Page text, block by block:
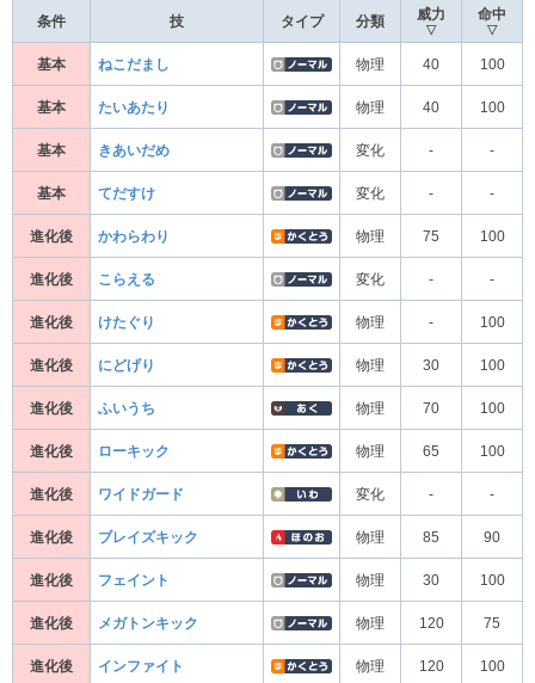
条件 技 タイプ 分類 威力
▽
命中
▽
基本 ねこだまし 物理 40 100
基本 たいあたり 物理 40 100
基本 きあいだめ 変化 - -
基本 てだすけ 変化 - -
進化後 かわらわり 物理 75 100
進化後 こらえる 変化 - -
進化後 けたぐり 物理 - 100
進化後 にどげり 物理 30 100
進化後 ふいうち 物理 70 100
進化後 ローキック 物理 65 100
進化後 ワイドガード 変化 - -
進化後 ブレイズキック 物理 85 90
進化後 フェイント 物理 30 100
進化後 メガトンキック 物理 120 75
進化後 インファイト 物理 120 100